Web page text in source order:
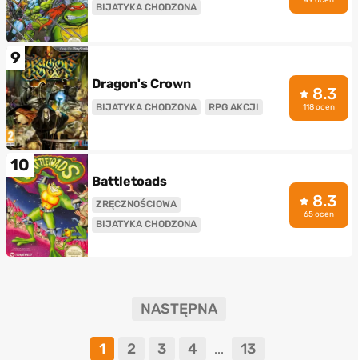
BIJATYKA CHODZONA
9
Dragon's Crown
BIJATYKA CHODZONA RPG AKCJI
8.3
118 ocen
10
Battletoads
ZRĘCZNOŚCIOWA
BIJATYKA CHODZONA
8.3
65 ocen
NASTĘPNA
1 2 3 4 ... 13